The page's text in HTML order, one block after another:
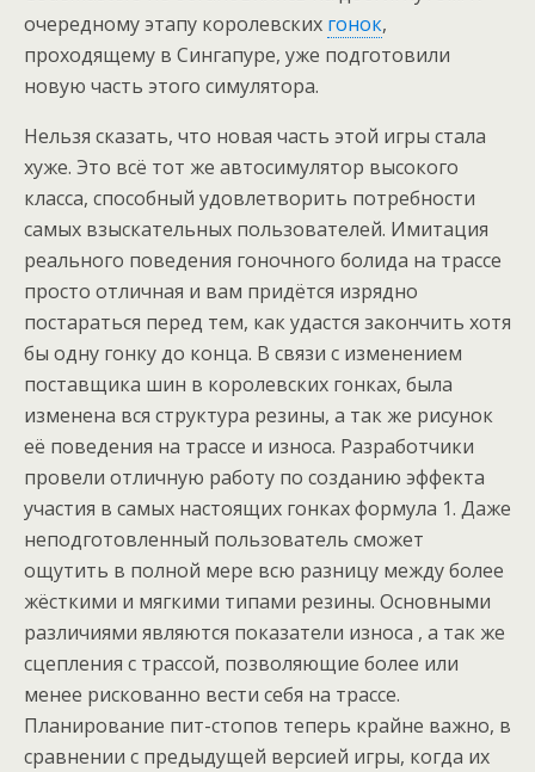
очередному этапу королевских гонок,
проходящему в Сингапуре, уже подготовили
новую часть этого симулятора.
Нельзя сказать, что новая часть этой игры стала
хуже. Это всё тот же автосимулятор высокого
класса, способный удовлетворить потребности
самых взыскательных пользователей. Имитация
реального поведения гоночного болида на трассе
просто отличная и вам придётся изрядно
постараться перед тем, как удастся закончить хотя
бы одну гонку до конца. В связи с изменением
поставщика шин в королевских гонках, была
изменена вся структура резины, а так же рисунок
её поведения на трассе и износа. Разработчики
провели отличную работу по созданию эффекта
участия в самых настоящих гонках формула 1. Даже
неподготовленный пользователь сможет
ощутить в полной мере всю разницу между более
жёсткими и мягкими типами резины. Основными
различиями являются показатели износа , а так же
сцепления с трассой, позволяющие более или
менее рискованно вести себя на трассе.
Планирование пит-стопов теперь крайне важно, в
сравнении с предыдущей версией игры, когда их